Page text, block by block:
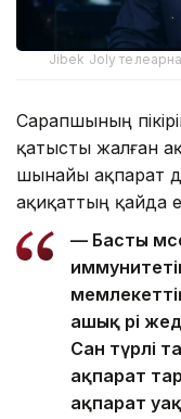
Jibek Joly
Сарапшының
қатысты жалған
шынайы ақпарат
ақиқаттың қайда
— Басты
ашық әрі
Сан түрлі
ақпарат
ақпарат